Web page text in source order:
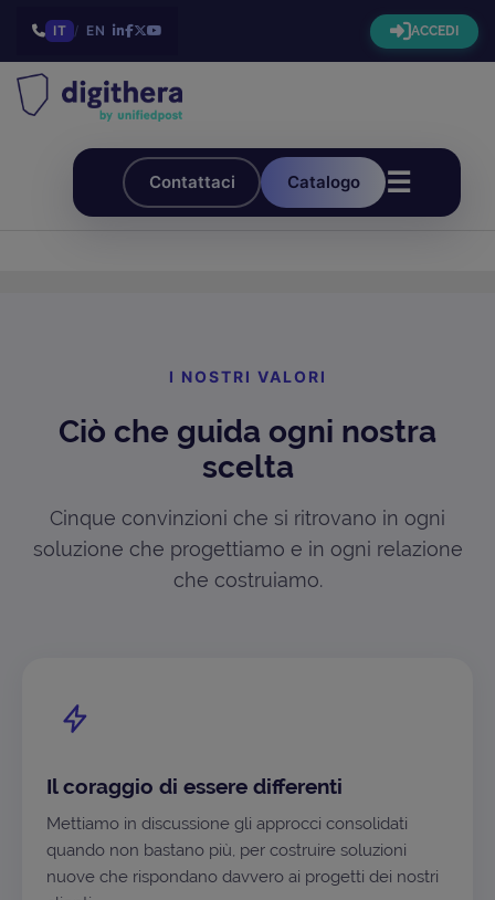
IT / EN ACCEDI
Contattaci Catalogo ☰
I NOSTRI VALORI
Ciò che guida ogni nostra
scelta
Cinque convinzioni che si ritrovano in ogni
soluzione che progettiamo e in ogni relazione
che costruiamo.
Il coraggio di essere differenti
Mettiamo in discussione gli approcci consolidati
quando non bastano più, per costruire soluzioni
nuove che rispondano davvero ai progetti dei nostri